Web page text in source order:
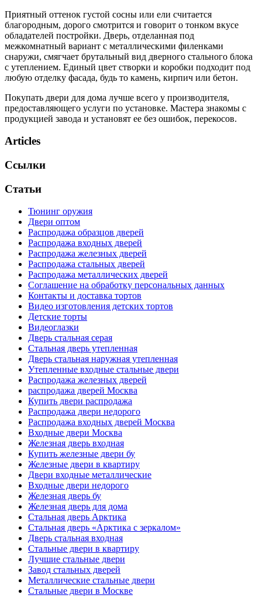
Приятный оттенок густой сосны или ели считается
благородным, дорого смотрится и говорит о тонком вкусе
обладателей постройки. Дверь, отделанная под
межкомнатный вариант с металлическими филенками
снаружи, смягчает брутальный вид дверного стального блока
с утеплением. Единый цвет створки и коробки подходит под
любую отделку фасада, будь то камень, кирпич или бетон.
Покупать двери для дома лучше всего у производителя,
предоставляющего услуги по установке. Мастера знакомы с
продукцией завода и установят ее без ошибок, перекосов.
Articles
Ссылки
Статьи
Тюнинг оружия
Двери оптом
Распродажа образцов дверей
Распродажа входных дверей
Распродажа железных дверей
Распродажа стальных дверей
Распродажа металлических дверей
Соглашение на обработку персональных данных
Контакты и доставка тортов
Видео изготовления детских тортов
Детские торты
Видеоглазки
Дверь стальная серая
Стальная дверь утепленная
Дверь стальная наружная утепленная
Утепленные входные стальные двери
Распродажа железных дверей
распродажа дверей Москва
Купить двери распродажа
Распродажа двери недорого
Распродажа входных дверей Москва
Входные двери Москва
Железная дверь входная
Купить железные двери бу
Железные двери в квартиру
Двери входные металлические
Входные двери недорого
Железная дверь бу
Железная дверь для дома
Стальная дверь Арктика
Стальная дверь «Арктика с зеркалом»
Дверь стальная входная
Стальные двери в квартиру
Лучшие стальные двери
Завод стальных дверей
Металлические стальные двери
Стальные двери в Москве